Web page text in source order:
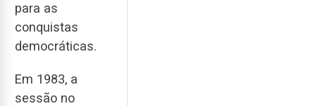
para as
conquistas
democráticas.
Em 1983, a
sessão no